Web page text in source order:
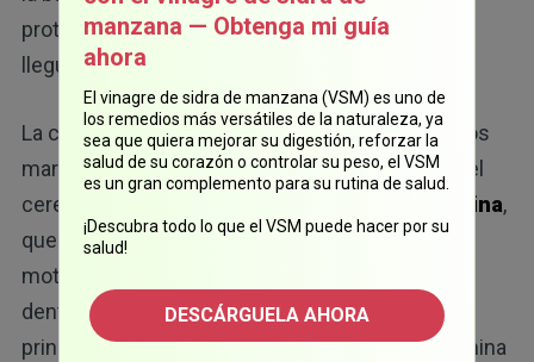
protector que impide que muchos compuestos
lleguen al cerebro.
La curcumina redujo la inflamación, disminuyó los
marcadores de envejecimiento de las células del
cerebro y favoreció la señalización de la
dopamina,
que es fundamental para el movimiento, la
motivación y la regulación del estado de ánimo,
dentro del cerebro. Esto esquiva uno de los
principales obstáculos que hacen que la curcumina
manzana — Obtenga mi guía
ahora
El vinagre de sidra de manzana (VSM) es uno de
los remedios más versátiles de la naturaleza, ya
sea que quiera mejorar su digestión, reforzar la
salud de su corazón o controlar su peso, el VSM
es un gran complemento para su rutina de salud.
¡Descubra todo lo que el VSM puede hacer por su
salud!
DESCÁRGUELA AHORA